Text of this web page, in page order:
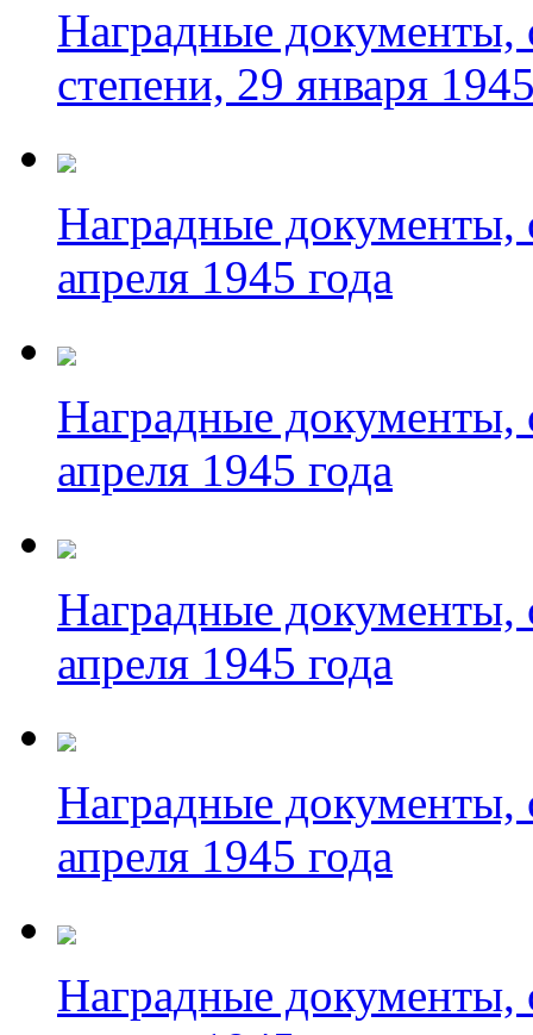
Наградные документы,
степени, 29 января
Наградные
апреля 1945 года
Наградные
апреля 1945 года
Наградные
апреля 1945 года
Наградные
апреля 1945 года
Наградные